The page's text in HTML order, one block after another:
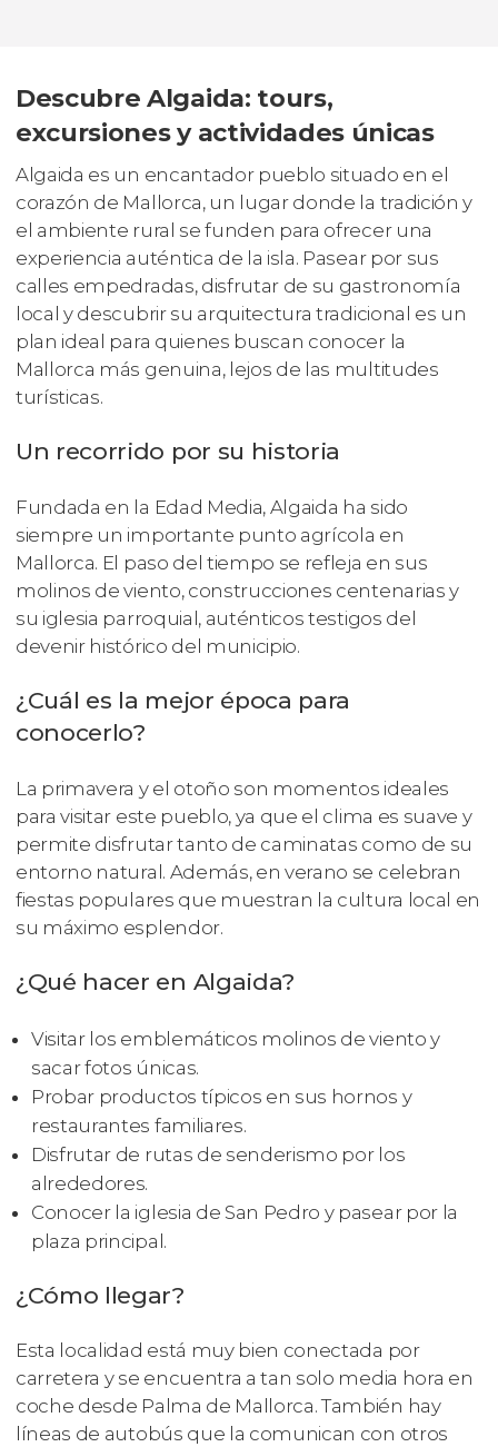
Descubre Algaida: tours,
excursiones y actividades únicas
Algaida es un encantador pueblo situado en el
corazón de Mallorca, un lugar donde la tradición y
el ambiente rural se funden para ofrecer una
experiencia auténtica de la isla. Pasear por sus
calles empedradas, disfrutar de su gastronomía
local y descubrir su arquitectura tradicional es un
plan ideal para quienes buscan conocer la
Mallorca más genuina, lejos de las multitudes
turísticas.
Un recorrido por su historia
Fundada en la Edad Media, Algaida ha sido
siempre un importante punto agrícola en
Mallorca. El paso del tiempo se refleja en sus
molinos de viento, construcciones centenarias y
su iglesia parroquial, auténticos testigos del
devenir histórico del municipio.
¿Cuál es la mejor época para
conocerlo?
La primavera y el otoño son momentos ideales
para visitar este pueblo, ya que el clima es suave y
permite disfrutar tanto de caminatas como de su
entorno natural. Además, en verano se celebran
fiestas populares que muestran la cultura local en
su máximo esplendor.
¿Qué hacer en Algaida?
Visitar los emblemáticos molinos de viento y
sacar fotos únicas.
Probar productos típicos en sus hornos y
restaurantes familiares.
Disfrutar de rutas de senderismo por los
alrededores.
Conocer la iglesia de San Pedro y pasear por la
plaza principal.
¿Cómo llegar?
Esta localidad está muy bien conectada por
carretera y se encuentra a tan solo media hora en
coche desde Palma de Mallorca. También hay
líneas de autobús que la comunican con otros